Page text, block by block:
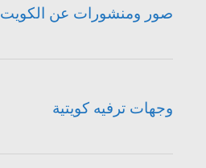
صور ومنشورات عن الكويت
وجهات ترفيه كويتية